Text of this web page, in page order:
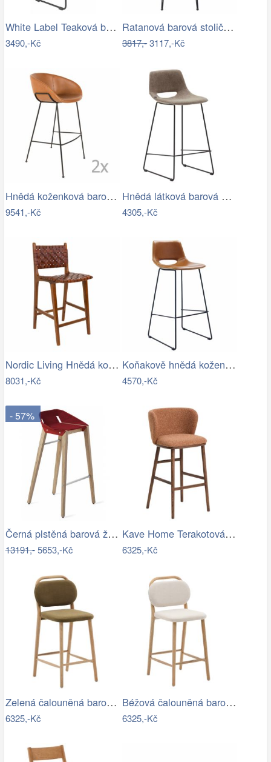
White Label Teaková barová židle WLL…
3490,-Kč
Ratanová barová stolička - 40 * 40 * 93…
3817,-3117,-Kč
Hnědá koženková barová židle ZUIVER…
9541,-Kč
Hnědá látková barová židle Kave Home…
4305,-Kč
Nordic Living Hnědá kožená barová židle…
8031,-Kč
Koňakově hnědá koženková barová židle…
4570,-Kč
- 57%
Černá plstěná barová židle Tabanda…
13191,-5653,-Kč
Kave Home Terakotová barová židle…
6325,-Kč
Zelená čalouněná barová židle Kave Home…
6325,-Kč
Béžová čalouněná barová židle Kave Home…
6325,-Kč